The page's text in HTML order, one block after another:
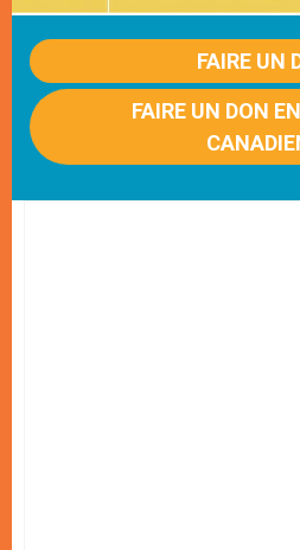
FAIRE UN
FAIRE UN DON